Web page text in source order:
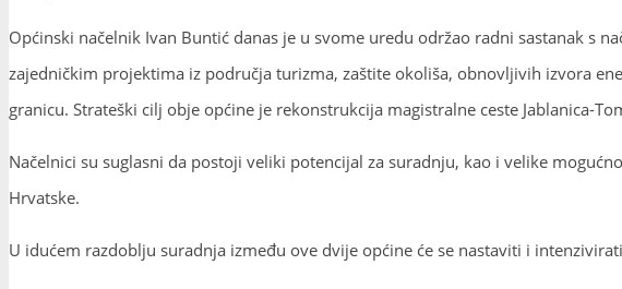
Općinski načelnik Ivan Buntić danas je u svome uredu održao radni sastanak s
zajedničkim projektima iz područja turizma, zaštite okoliša, obnovljivih izvora
granicu. Strateški cilj obje općine je rekonstrukcija magistralne ceste Jablanica-
Načelnici su suglasni da postoji veliki potencijal za suradnju, kao i velike
Hrvatske.
U idućem razdoblju suradnja između ove dvije općine će se nastaviti i